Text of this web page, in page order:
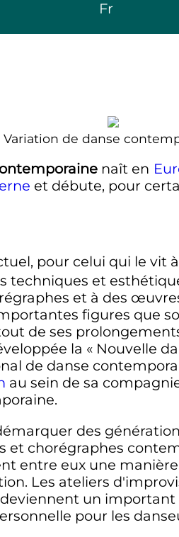
Fr
Variation de danse
naît en
et débute, pour
pour celui qui le vit
techniques et
et à des
figures que
de ses
la « Nouvelle
de danse
au sein de sa
des
et chorégraphes
entre eux une
Les ateliers
un
pour les